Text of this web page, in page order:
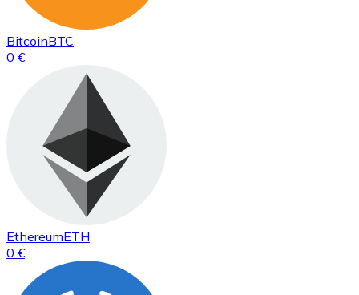
BitcoinBTC
0 €
EthereumETH
0 €